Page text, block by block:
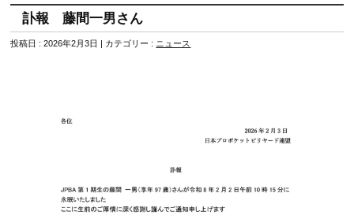
訃報 藤間一男さん
投稿日 : 2026年2月3日 | カテゴリー : ニュース